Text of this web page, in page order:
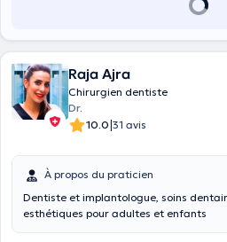
Raja Ajra
Chirurgien dentiste
Dr.
10.0|31 avis
À propos du praticien
Dentiste et implantologue, soins
esthétiques pour adultes et enfants